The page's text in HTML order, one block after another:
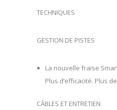
TECHNIQUES
GESTION DE PISTES
La nouvelle fraise
Plus d’efficacité. Plus
CÂBLES ET ENTRETIEN